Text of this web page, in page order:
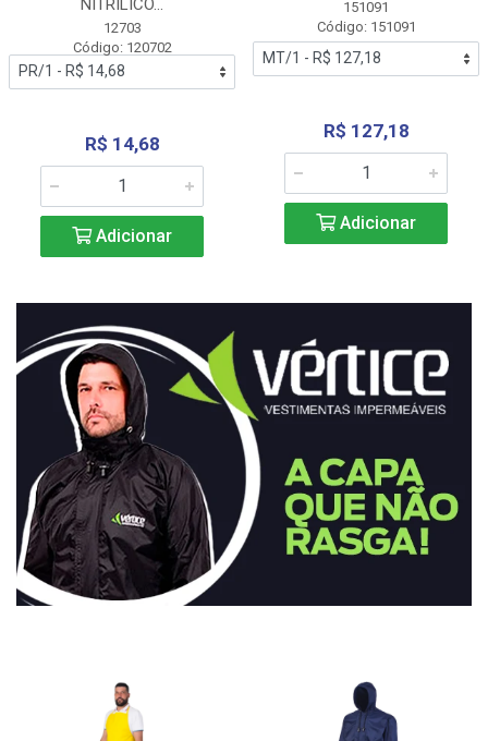
NITRÍLICO...
12703
Código: 120702
R$ 14,68
Adicionar
151091
Código: 151091
R$ 127,18
Adicionar